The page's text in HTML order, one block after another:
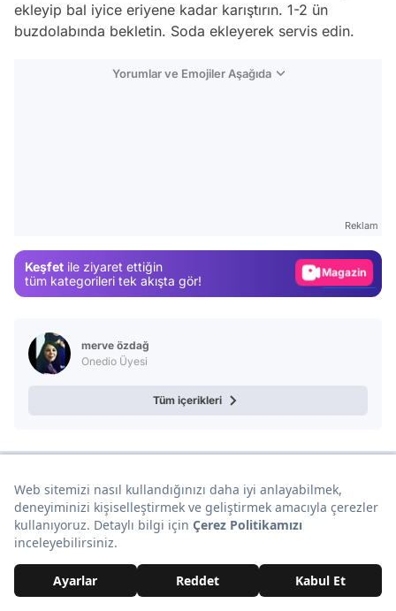
ekleyip bal iyice eriyene kadar karıştırın. 1-2 ün
buzdolabında bekletin. Soda ekleyerek servis edin.
Yorumlar ve Emojiler Aşağıda
Reklam
Keşfet ile ziyaret ettiğin
tüm kategorileri tek akışta gör!
Video
merve özdağ
Onedio Üyesi
Tüm içerikleri
Sana Özel Seçtiklerimiz
Daha Fazla Sana Özel İçerikler